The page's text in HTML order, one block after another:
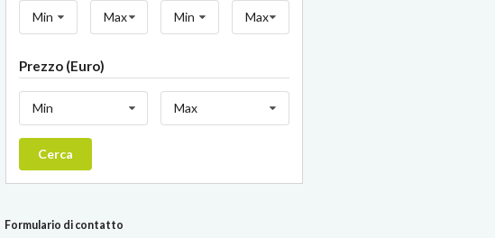
Min Max Min Max
Prezzo (Euro)
Min Max
Cerca
Formulario di contatto